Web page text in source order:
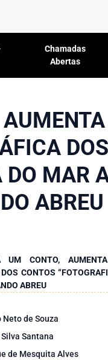
Chamadas
Abertas
DO MAR
ABREU
UM CONTO,
CONTOS
ABREU
de Souza
Santana
de Mesquita Alves